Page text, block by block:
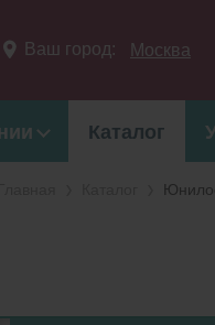
Ваш город: Москва
Каталог